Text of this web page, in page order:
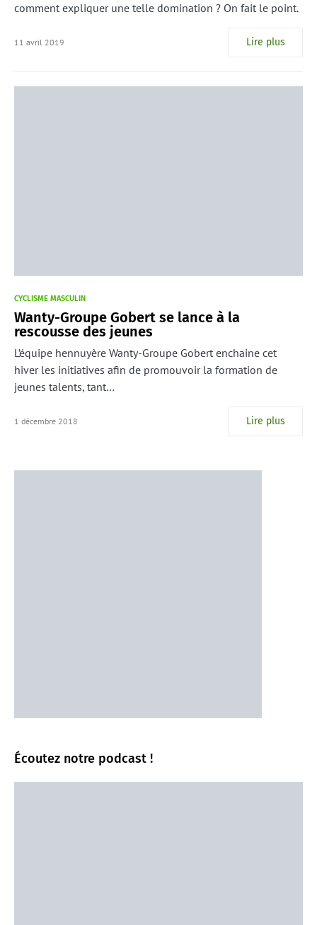
comment expliquer une telle domination ? On fait le point.
11 avril 2019 Lire plus
CYCLISME MASCULIN
Wanty-Groupe Gobert se lance à la
rescousse des jeunes
L’équipe hennuyère Wanty-Groupe Gobert enchaine cet
hiver les initiatives afin de promouvoir la formation de
jeunes talents, tant…
1 décembre 2018 Lire plus
Écoutez notre podcast !